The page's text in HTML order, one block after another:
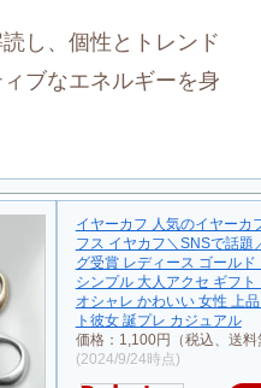
し、個性とトレンド
ブなエネルギーを身
イヤーカフ 人気のイヤーカ
フス イヤカフ＼SNSで話題
グ受賞 レディース ゴールド
シンプル 大人アクセ ギフト
オシャレ かわいい 女性 上
ト彼女 誕プレ カジュアル
価格：1,100円（税込、送料
(2024/9/24時点)